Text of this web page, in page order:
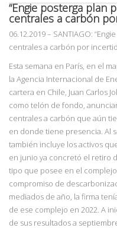
“Engie posterga plan
centrales a carbón
06.12.2019– SANTIAGO:
centrales a carbón por
Esta semana en París, en el
la Agencia Internacional de
cartera en Chile, Juan Carlos
como telón de fondo,
centrales a carbón que aún
en donde tiene presencia. Al
también incluye los activos
en junio ya concretó el retiro
tipo que posee en el
compromiso de
mediados de año, la firma
de ese complejo en 2022. A
de sus resultados a